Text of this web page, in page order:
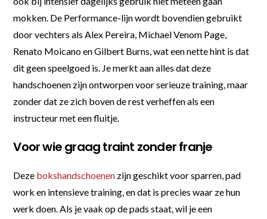
mokken. De Performance-lijn wordt bovendien gebruikt
door vechters als Alex Pereira, Michael Venom Page,
Renato Moicano en Gilbert Burns, wat een nette hint is dat
dit geen speelgoed is. Je merkt aan alles dat deze
handschoenen zijn ontworpen voor serieuze training, maar
zonder dat ze zich boven de rest verheffen als een
instructeur met een fluitje.
Voor wie graag traint zonder franje
Deze bokshandschoenen zijn geschikt voor sparren, pad
work en intensieve training, en dat is precies waar ze hun
werk doen. Als je vaak op de pads staat, wil je een